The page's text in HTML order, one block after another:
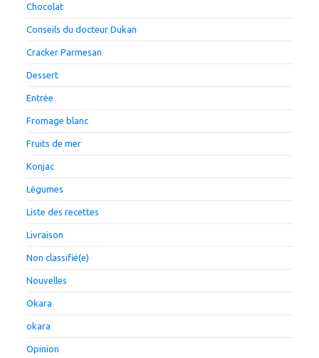
Chocolat
Conseils du docteur Dukan
Cracker Parmesan
Dessert
Entrée
Fromage blanc
Fruits de mer
Konjac
Légumes
Liste des recettes
Livraison
Non classifié(e)
Nouvelles
Okara
okara
Opinion